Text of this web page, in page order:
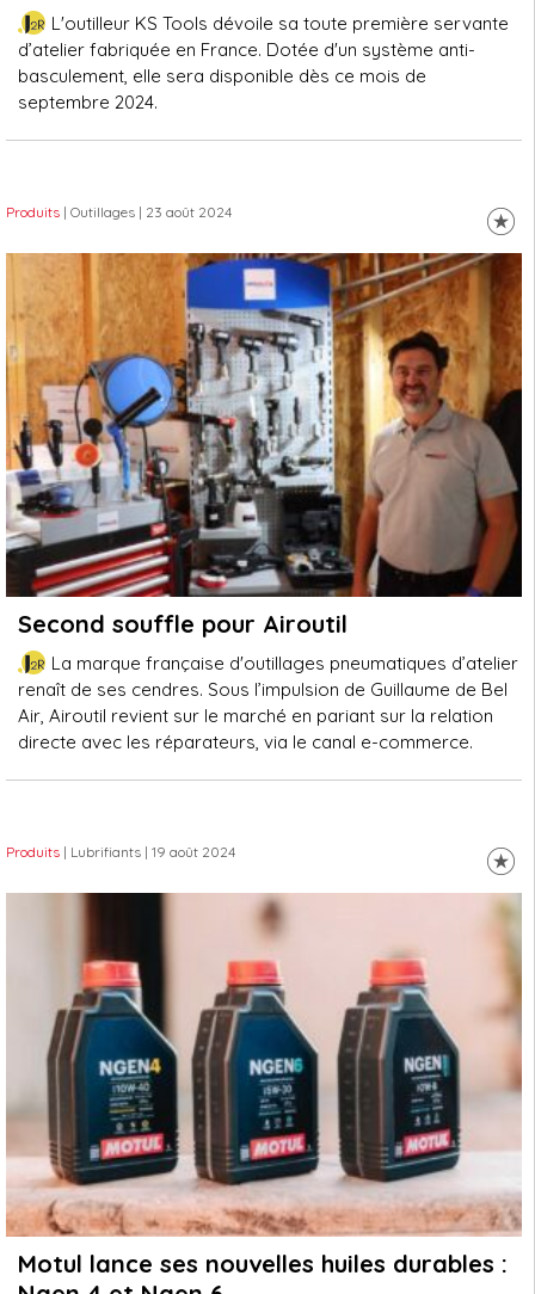
L'outilleur KS Tools dévoile sa toute première servante
d’atelier fabriquée en France. Dotée d'un système anti-
basculement, elle sera disponible dès ce mois de
septembre 2024.
Produits | Outillages | 23 août 2024
Second souffle pour Airoutil
La marque française d'outillages pneumatiques d’atelier
renaît de ses cendres. Sous l’impulsion de Guillaume de Bel
Air, Airoutil revient sur le marché en pariant sur la relation
directe avec les réparateurs, via le canal e-commerce.
Produits | Lubrifiants | 19 août 2024
Motul lance ses nouvelles huiles durables :